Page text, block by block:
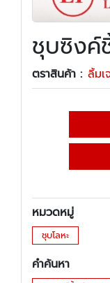
ชุบซิงค์
ตราสินค้า : ลิ้ม
หมวดหมู่
ชุบโลหะ
คำค้นหา